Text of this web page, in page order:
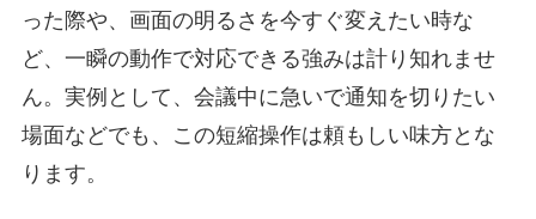
った際や、画面の明るさを今すぐ変えたい時な
ど、一瞬の動作で対応できる強みは計り知れませ
ん。実例として、会議中に急いで通知を切りたい
場面などでも、この短縮操作は頼もしい味方とな
ります。